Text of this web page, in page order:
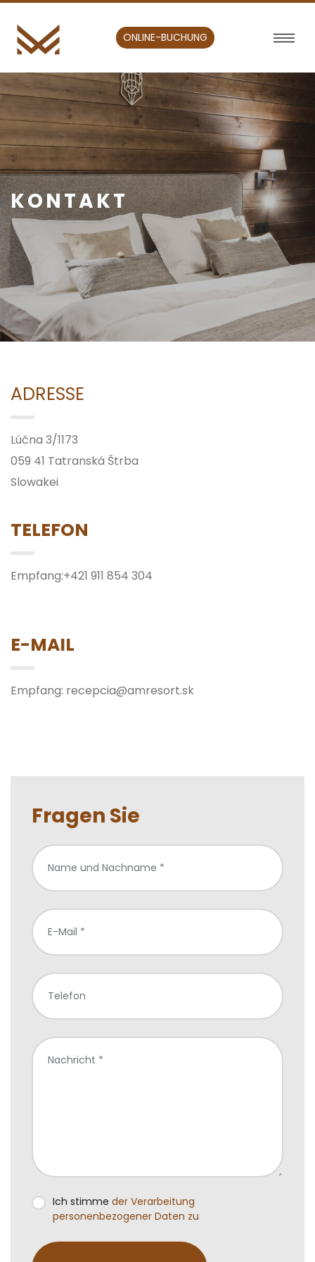
ONLINE-BUCHUNG
KONTAKT
ADRESSE
Lúčna 3/1173
059 41 Tatranská Štrba
Slowakei
TELEFON
Empfang:+421 911 854 304
E-MAIL
Empfang: recepcia@amresort.sk
Fragen Sie
Ich stimme der Verarbeitung
personenbezogener Daten zu